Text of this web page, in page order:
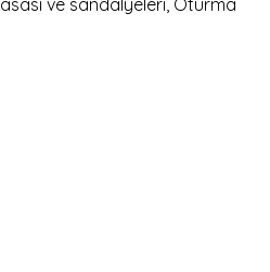
ve sandalyeleri, Oturma